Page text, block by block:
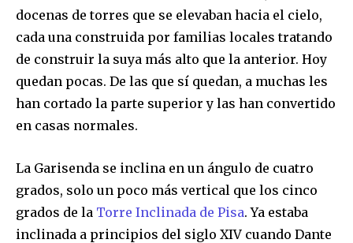
docenas de torres que se elevaban hacia el cielo,
cada una construida por familias locales tratando
de construir la suya más alto que la anterior. Hoy
quedan pocas. De las que sí quedan, a muchas les
han cortado la parte superior y las han convertido
en casas normales.
La Garisenda se inclina en un ángulo de cuatro
grados, solo un poco más vertical que los cinco
grados de la Torre Inclinada de Pisa. Ya estaba
inclinada a principios del siglo XIV cuando Dante